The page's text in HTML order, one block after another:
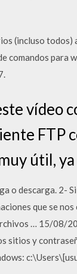
(incluso
comandos para
vídeo
FTP
útil,
o descarga. 2-
que se
… 15/08/
sitios y